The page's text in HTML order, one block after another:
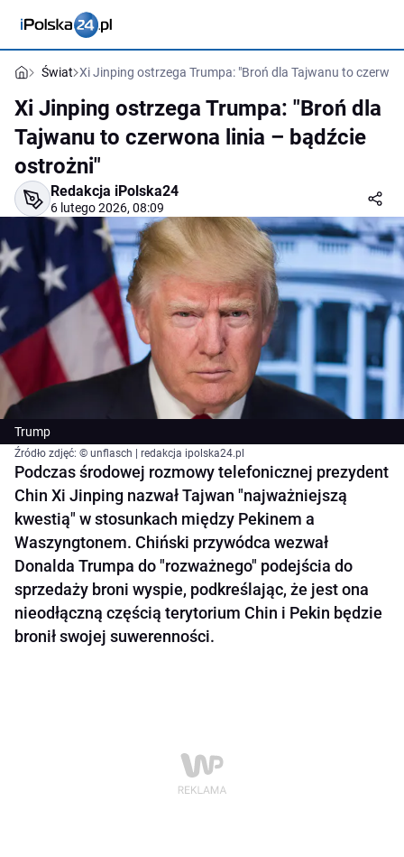
Świat Xi Jinping ostrzega Trumpa: "Broń dla Tajwanu to
Xi Jinping ostrzega Trumpa: "Broń dla
Tajwanu to czerwona linia – bądźcie
ostrożni"
Redakcja iPolska24
6 lutego 2026, 08:09
Trump
Źródło zdjęć: © unflasch | redakcja ipolska24.pl
Podczas środowej rozmowy telefonicznej prezydent
Chin Xi Jinping nazwał Tajwan "najważniejszą
kwestią" w stosunkach między Pekinem a
Waszyngtonem. Chiński przywódca wezwał
Donalda Trumpa do "rozważnego" podejścia do
sprzedaży broni wyspie, podkreślając, że jest ona
nieodłączną częścią terytorium Chin i Pekin będzie
bronił swojej suwerenności.